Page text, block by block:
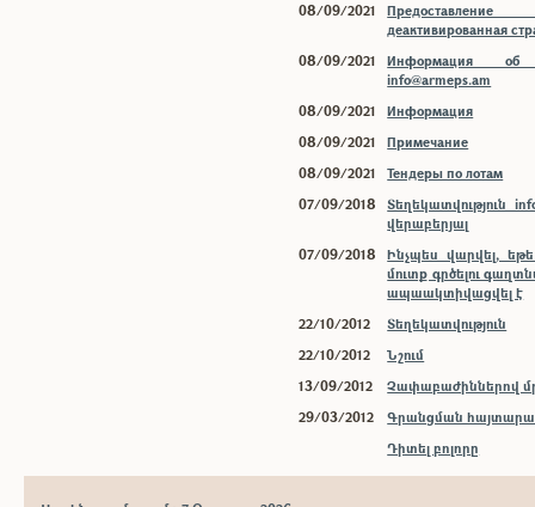
08/09/2021
деактивированная
08/09/2021
Информация об
info@armeps.am
08/09/2021
Информация
08/09/2021
Примечание
08/09/2021
Тендеры по лотам
07/09/2018
Տեղեկատվություն
վերաբերյալ
07/09/2018
Ինչպես վարվել,
մուտք գրծելու
ապաակտիվացվել է
22/10/2012
Տեղեկատվություն
22/10/2012
Նշում
13/09/2012
Չափաբաժիններով
29/03/2012
Գրանցման
Դիտել բոլորը